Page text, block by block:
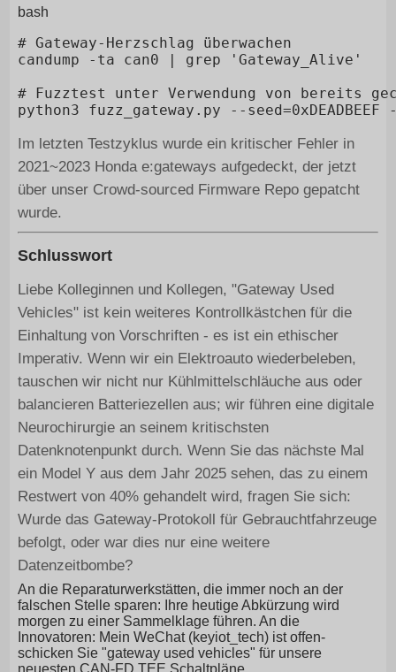
bash
# Gateway-Herzschlag überwachen
candump -ta can0 | grep 'Gateway_Alive'
# Fuzztest unter Verwendung von bereits
Im letzten Testzyklus wurde ein kritischer Fehler in
2021~2023 Honda e:gateways aufgedeckt, der jetzt
über unser Crowd-sourced Firmware Repo gepatcht
wurde.
Schlusswort
Liebe Kolleginnen und Kollegen, "Gateway Used
Vehicles" ist kein weiteres Kontrollkästchen für die
Einhaltung von Vorschriften - es ist ein ethischer
Imperativ. Wenn wir ein Elektroauto wiederbeleben,
tauschen wir nicht nur Kühlmittelschläuche aus oder
balancieren Batteriezellen aus; wir führen eine digitale
Neurochirurgie an seinem kritischsten
Datenknotenpunkt durch. Wenn Sie das nächste Mal
ein Model Y aus dem Jahr 2025 sehen, das zu einem
Restwert von 40% gehandelt wird, fragen Sie sich:
Wurde das Gateway-Protokoll für Gebrauchtfahrzeuge
befolgt, oder war dies nur eine weitere
Datenzeitbombe?
An die Reparaturwerkstätten, die immer noch an der
falschen Stelle sparen: Ihre heutige Abkürzung wird
morgen zu einer Sammelklage führen. An die
Innovatoren: Mein WeChat (keyiot_tech) ist offen-
schicken Sie "gateway used vehicles" für unsere
neuesten CAN-FD TEE Schaltpläne.